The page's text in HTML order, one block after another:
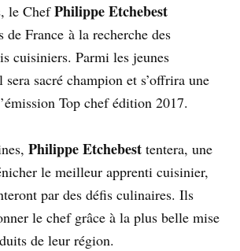
le ChefPhilippe Etchebest
de France à la recherche des
cuisiniers. Parmi les jeunes
sacré champion et s’offrira une
Top chef édition 2017.
Philippe Etchebest tentera, une
le meilleur apprenti cuisinier,
par des défis culinaires. Ils
le chef grâce à la plus belle mise
de leur région.